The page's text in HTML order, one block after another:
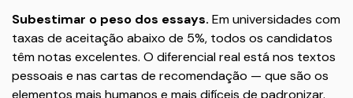
Subestimar o peso dos essays. Em universidades com
taxas de aceitação abaixo de 5%, todos os candidatos
têm notas excelentes. O diferencial real está nos textos
pessoais e nas cartas de recomendação — que são os
elementos mais humanos e mais difíceis de padronizar.